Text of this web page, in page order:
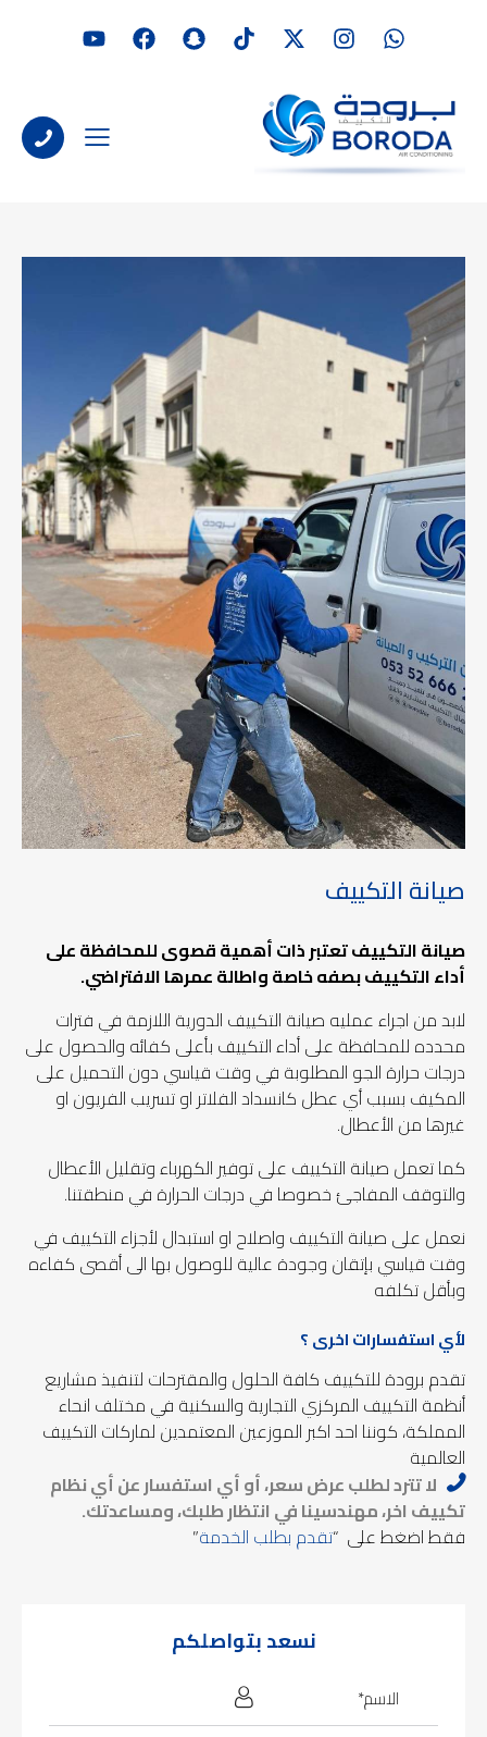
صيانة التكييف
صيانة التكييف تعتبر ذات أهمية قصوى للمحافظة على
أداء التكييف بصفه خاصة واطالة عمرها الافتراضي.
لابد من اجراء عمليه صيانة التكييف الدورية اللازمة في فترات
محدده للمحافظة على أداء التكييف بأعلى كفائه والحصول على
درجات حرارة الجو المطلوبة في وقت قياسي دون التحميل على
المكيف بسبب أي عطل كانسداد الفلاتر او تسريب الفريون او
غيرها من الأعطال.
كما تعمل صيانة التكييف على توفير الكهرباء وتقليل الأعطال
والتوقف المفاجئ خصوصا في درجات الحرارة في منطقتنا.
نعمل على صيانة التكييف واصلاح او استبدال لأجزاء التكييف في
وقت قياسي بإتقان وجودة عالية للوصول بها الى أقصى كفاءه
وبأقل تكلفه
لأي استفسارات اخرى ؟
تقدم برودة للتكييف كافة الحلول والمقترحات لتنفيذ مشاريع
أنظمة التكييف المركزي التجارية والسكنية في مختلف انحاء
المملكة، كوننا احد اكبر الموزعين المعتمدين لماركات التكييف
العالمية
لا تترد لطلب عرض سعر، أو أي استفسار عن أي نظام
تكييف اخر، مهندسينا في انتظار طلبك، ومساعدتك.
فقط اضغط على “تقدم بطلب الخدمة”
نسعد بتواصلكم